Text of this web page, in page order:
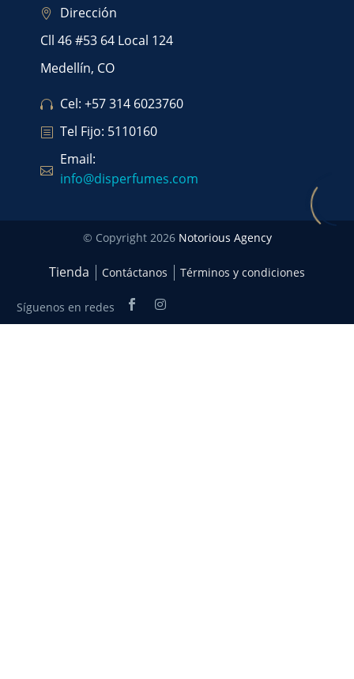
Dirección
Cll 46 #53 64 Local 124
Medellín, CO
Cel: +57 314 6023760
Tel Fijo: 5110160
Email:
info@disperfumes.com
© Copyright 2026 Notorious Agency
Tienda Contáctanos Términos y condiciones
Síguenos en redes